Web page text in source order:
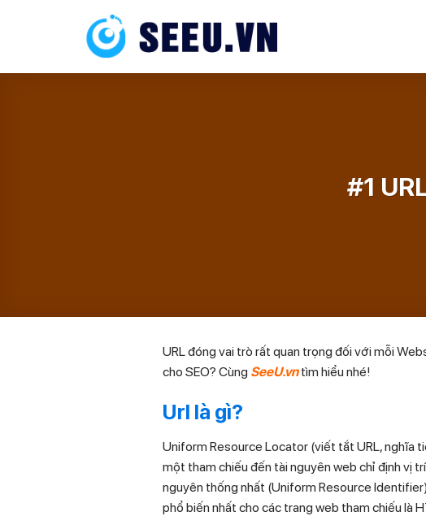
#1
URL đóng vai trò rất quan trọng đối với mỗi
cho SEO? Cùng SeeU.vntìm hiểu nhé!
Url là gì?
Uniform Resource Locator (viết tắt URL, nghĩa
một tham chiếu đến tài nguyên web chỉ định vị
nguyên thống nhất (Uniform Resource
phổ biến nhất cho các trang web tham chiếu là